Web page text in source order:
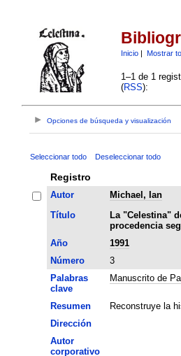
Inicio| Mostrar
1–1 de 1
(RSS):
Opciones de búsqueda y visualización
Seleccionar todo Deseleccionar todo
Registro
Autor
Michael, Ian
Título
La "Celestina"
procedencia
Año
1991
Número
3
Palabras
clave
Manuscrito de
Resumen
Reconstruye la
Dirección
Autor
corporativo